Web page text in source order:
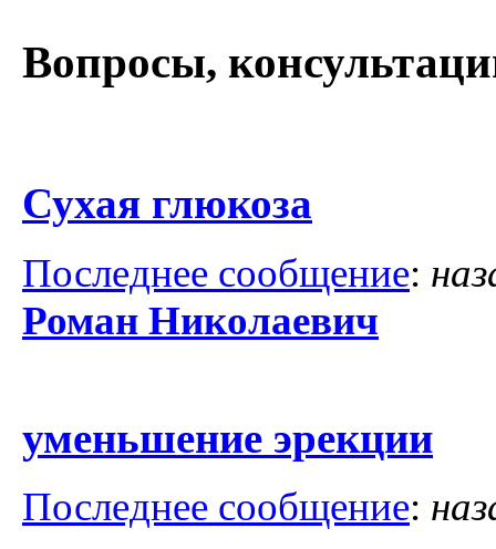
Вопросы,
Сухая глюкоза
Последнее сообщение:
Роман Николаевич
уменьшение эрекции
Последнее сообщение: